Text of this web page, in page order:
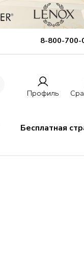
8-800-700-
Профиль
Бесплатная